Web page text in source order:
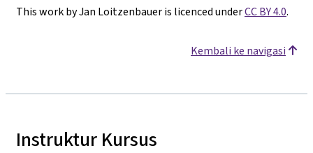
This work by Jan Loitzenbauer is licenced underCC BY 4.0.
Kembali ke navigasi
Instruktur Kursus